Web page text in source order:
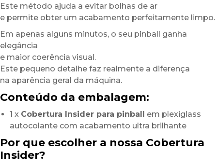
Este método ajuda a evitar bolhas de ar
e permite obter um acabamento perfeitamente limpo.
Em apenas alguns minutos, o seu pinball ganha
elegância
e maior coerência visual.
Este pequeno detalhe faz realmente a diferença
na aparência geral da máquina.
Conteúdo da embalagem:
1 x Cobertura Insider para pinball em plexiglass
autocolante com acabamento ultra brilhante
Por que escolher a nossa Cobertura
Insider?